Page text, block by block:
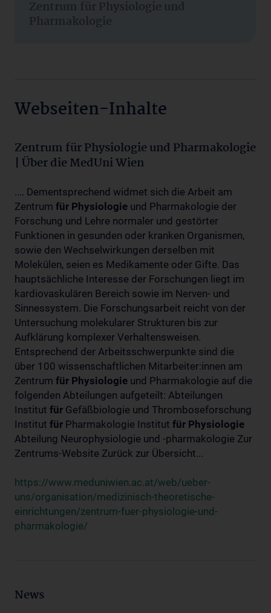
Zentrum für Physiologie und
Pharmakologie
Webseiten-Inhalte
Zentrum für Physiologie und Pharmakologie
| Über die MedUni Wien
.... Dementsprechend widmet sich die Arbeit am
Zentrum für Physiologie und Pharmakologie der
Forschung und Lehre normaler und gestörter
Funktionen in gesunden oder kranken Organismen,
sowie den Wechselwirkungen derselben mit
Molekülen, seien es Medikamente oder Gifte. Das
hauptsächliche Interesse der Forschungen liegt im
kardiovaskulären Bereich sowie im Nerven- und
Sinnessystem. Die Forschungsarbeit reicht von der
Untersuchung molekularer Strukturen bis zur
Aufklärung komplexer Verhaltensweisen.
Entsprechend der Arbeitsschwerpunkte sind die
über 100 wissenschaftlichen Mitarbeiter:innen am
Zentrum für Physiologie und Pharmakologie auf die
folgenden Abteilungen aufgeteilt: Abteilungen
Institut für Gefäßbiologie und Thromboseforschung
Institut für Pharmakologie Institut für Physiologie
Abteilung Neurophysiologie und -pharmakologie Zur
Zentrums-Website Zurück zur Übersicht...
https://www.meduniwien.ac.at/web/ueber-
uns/organisation/medizinisch-theoretische-
einrichtungen/zentrum-fuer-physiologie-und-
pharmakologie/
News